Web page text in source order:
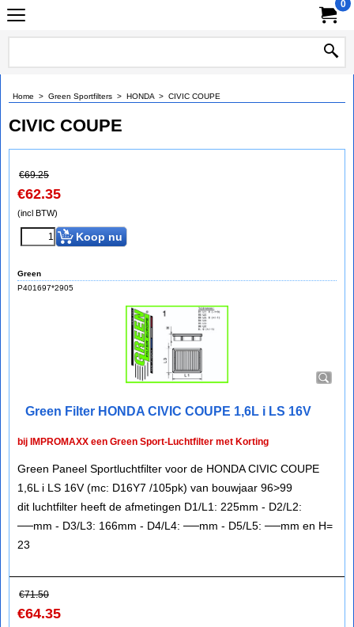
0
Home > Green Sportfilters > HONDA > CIVIC COUPE
CIVIC COUPE
€69.25
€62.35
(incl BTW)
Koop nu
Green
P401697*2905
Green Filter HONDA CIVIC COUPE 1,6L i LS 16V
bij IMPROMAXX een Green Sport-Luchtfilter met Korting
Green Paneel Sportluchtfilter voor de HONDA CIVIC COUPE
1,6L i LS 16V (mc: D16Y7 /105pk) van bouwjaar 96>99
dit luchtfilter heeft de afmetingen D1/L1: 225mm - D2/L2:
──mm - D3/L3: 166mm - D4/L4: ──mm - D5/L5: ──mm en H=
23
€71.50
€64.35